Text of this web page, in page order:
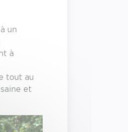
un
à
tout au
et